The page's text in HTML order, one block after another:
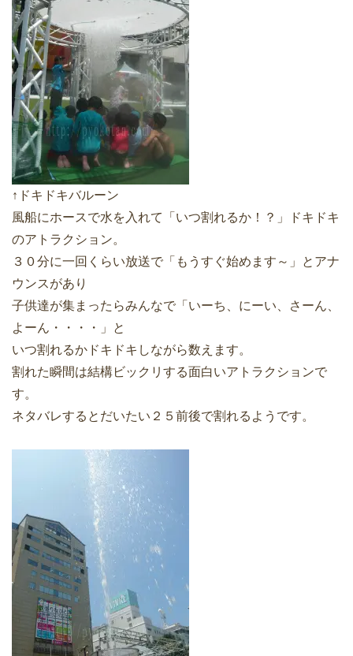
↑ドキドキバルーン
風船にホースで水を入れて「いつ割れるか！？」ドキドキ
のアトラクション。
３０分に一回くらい放送で「もうすぐ始めます～」とアナ
ウンスがあり
子供達が集まったらみんなで「いーち、にーい、さーん、
よーん・・・・」と
いつ割れるかドキドキしながら数えます。
割れた瞬間は結構ビックリする面白いアトラクションで
す。
ネタバレするとだいたい２５前後で割れるようです。